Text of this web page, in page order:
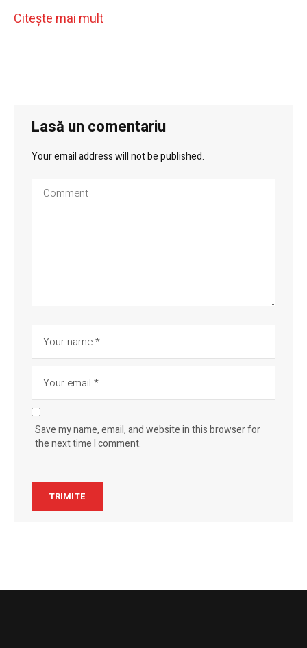
Citeşte mai mult
Lasă un comentariu
Your email address will not be published.
Save my name, email, and website in this browser for
the next time I comment.